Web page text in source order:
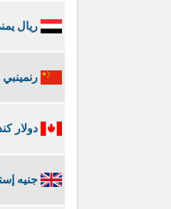
ريال
رنمينبي
دولار
جنيه